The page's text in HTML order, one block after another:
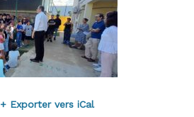
+ Exporter vers iCal